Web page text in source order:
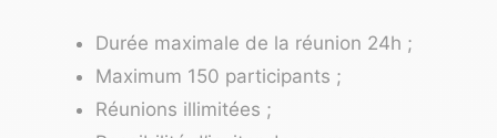
Durée maximale de la réunion 24h ;
Maximum 150 participants ;
Réunions illimitées ;